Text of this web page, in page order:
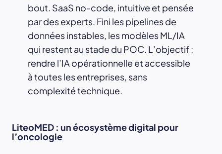
bout. SaaS no-code, intuitive et pensée
par des experts. Fini les pipelines de
données instables, les modèles ML/IA
qui restent au stade du POC. L’objectif :
rendre l’IA opérationnelle et accessible
à toutes les entreprises, sans
complexité technique.
LiteoMED : un écosystème digital pour
l’oncologie